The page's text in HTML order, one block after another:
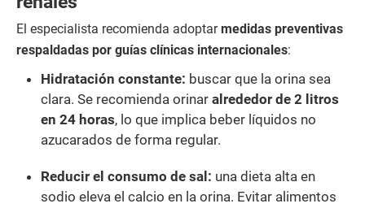
El especialista recomienda adoptarmedidas preventivas
respaldadas por guías clínicas internacionales:
Hidratación constante: buscar que la orina sea
clara. Se recomienda orinar alrededor de 2 litros
en 24 horas, lo que implica beber líquidos no
azucarados de forma regular.
Reducir el consumo de sal: una dieta alta en
sodio eleva el calcio en la orina. Evitar alimentos